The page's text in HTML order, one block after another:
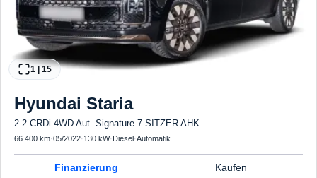
1 15
Hyundai Staria
2.2 CRDi 4WD Aut. Signature 7-SITZER AHK
66.400 km·05/2022· 130 kW· Diesel·Automatik
Finanzierung Kaufen